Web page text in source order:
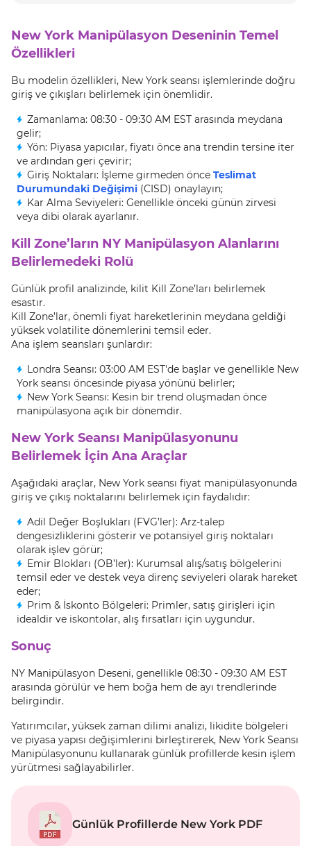
New York Manipülasyon Deseninin Temel
Özellikleri
Bu modelin özellikleri, New York seansı işlemlerinde doğru
giriş ve çıkışları belirlemek için önemlidir.
Zamanlama: 08:30 - 09:30 AM EST arasında meydana
gelir;
Yön: Piyasa yapıcılar, fiyatı önce ana trendin tersine iter
ve ardından geri çevirir;
Giriş Noktaları: İşleme girmeden önce Teslimat
Durumundaki Değişimi (CISD) onaylayın;
Kar Alma Seviyeleri: Genellikle önceki günün zirvesi
veya dibi olarak ayarlanır.
Kill Zone’ların NY Manipülasyon Alanlarını
Belirlemedeki Rolü
Günlük profil analizinde, kilit Kill Zone’ları belirlemek
esastır.
Kill Zone’lar, önemli fiyat hareketlerinin meydana geldiği
yüksek volatilite dönemlerini temsil eder.
Ana işlem seansları şunlardır:
Londra Seansı: 03:00 AM EST'de başlar ve genellikle New
York seansı öncesinde piyasa yönünü belirler;
New York Seansı: Kesin bir trend oluşmadan önce
manipülasyona açık bir dönemdir.
New York Seansı Manipülasyonunu
Belirlemek İçin Ana Araçlar
Aşağıdaki araçlar, New York seansı fiyat manipülasyonunda
giriş ve çıkış noktalarını belirlemek için faydalıdır:
Adil Değer Boşlukları (FVG’ler): Arz-talep
dengesizliklerini gösterir ve potansiyel giriş noktaları
olarak işlev görür;
Emir Blokları (OB’ler): Kurumsal alış/satış bölgelerini
temsil eder ve destek veya direnç seviyeleri olarak hareket
eder;
Prim & İskonto Bölgeleri: Primler, satış girişleri için
idealdir ve iskontolar, alış fırsatları için uygundur.
Sonuç
NY Manipülasyon Deseni, genellikle 08:30 - 09:30 AM EST
arasında görülür ve hem boğa hem de ayı trendlerinde
belirgindir.
Yatırımcılar, yüksek zaman dilimi analizi, likidite bölgeleri
ve piyasa yapısı değişimlerini birleştirerek, New York Seansı
Manipülasyonunu kullanarak günlük profillerde kesin işlem
yürütmesi sağlayabilirler.
Günlük Profillerde New York PDF